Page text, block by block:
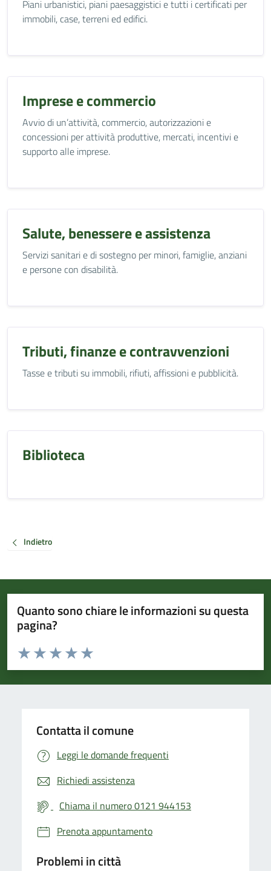
Piani urbanistici, piani paesaggistici e tutti i certificati per
immobili, case, terreni ed edifici.
Imprese e commercio
Avvio di un’attività, commercio, autorizzazioni e
concessioni per attività produttive, mercati, incentivi e
supporto alle imprese.
Salute, benessere e assistenza
Servizi sanitari e di sostegno per minori, famiglie, anziani
e persone con disabilità.
Tributi, finanze e contravvenzioni
Tasse e tributi su immobili, rifiuti, affissioni e pubblicità.
Biblioteca
Indietro
Quanto sono chiare le informazioni su questa
pagina?
Valuta da 1 a 5 stelle la pagina
Valuta 5 stelle su 5
Valuta 4 stelle su 5
Valuta 3 stelle su 5
Valuta 2 stelle su 5
Valuta 1 stelle su 5
Contatta il comune
Leggi le domande frequenti
Richiedi assistenza
Chiama il numero 0121 944153
Prenota appuntamento
Problemi in città